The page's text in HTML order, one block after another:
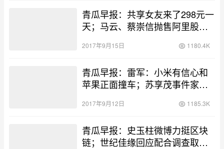
青瓜早报：共享女友来了298元一
天；马云、蔡崇信抛售阿里股票
关停…
2017年9月15日 1180.4K
青瓜早报：雷军：小米有信心和
苹果正面撞车；苏享茂事件家属
退出分答社区…
2017年9月12日 1185.3K
青瓜早报：史玉柱微博力挺区块
链；世纪佳缘回应配合调查取